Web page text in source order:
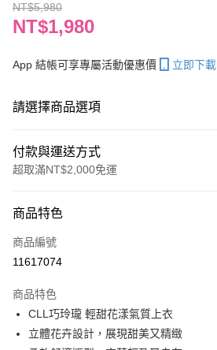
NT$5,980
NT$1,980
App 結帳可享專屬活動優惠價 立即下載
請選擇商品選項
付款與運送方式
超取滿NT$2,000免運
信用卡一次付款
信用卡分期付款
合作金庫商業銀行
華南商業銀行
上海商業儲蓄銀行
超商取貨付款
LINE Pay
商品特色
商品編號
11617074
商品特色
CLL巧玲瓏 輕甜花漾氣質上衣
立體花卉設計，展現甜美又精緻